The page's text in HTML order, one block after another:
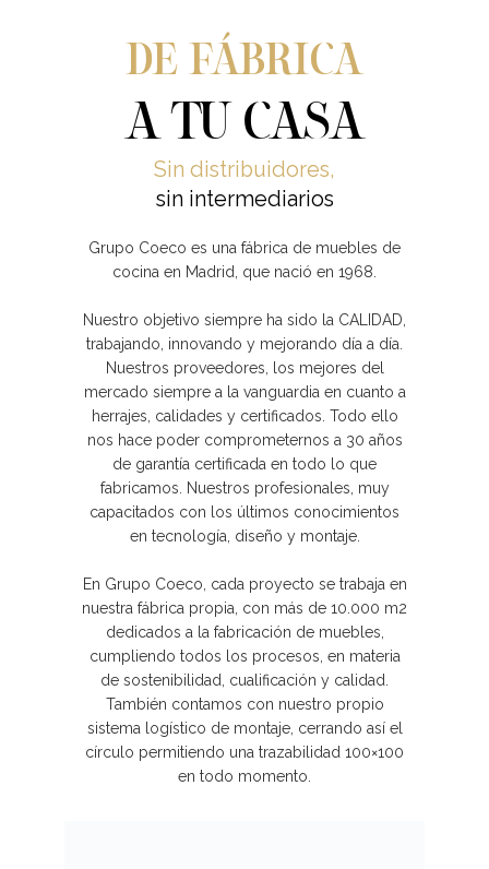
DE FÁBRICA
A TU CASA
Sin distribuidores,
sin intermediarios
Grupo Coeco es una fábrica de muebles de
cocina en Madrid, que nació en 1968.
Nuestro objetivo siempre ha sido la CALIDAD,
trabajando, innovando y mejorando día a día.
Nuestros proveedores, los mejores del
mercado siempre a la vanguardia en cuanto a
herrajes, calidades y certificados. Todo ello
nos hace poder comprometernos a 30 años
de garantía certificada en todo lo que
fabricamos. Nuestros profesionales, muy
capacitados con los últimos conocimientos
en tecnología, diseño y montaje.
En Grupo Coeco, cada proyecto se trabaja en
nuestra fábrica propia, con más de 10.000 m2
dedicados a la fabricación de muebles,
cumpliendo todos los procesos, en materia
de sostenibilidad, cualificación y calidad.
También contamos con nuestro propio
sistema logístico de montaje, cerrando así el
círculo permitiendo una trazabilidad 100×100
en todo momento.